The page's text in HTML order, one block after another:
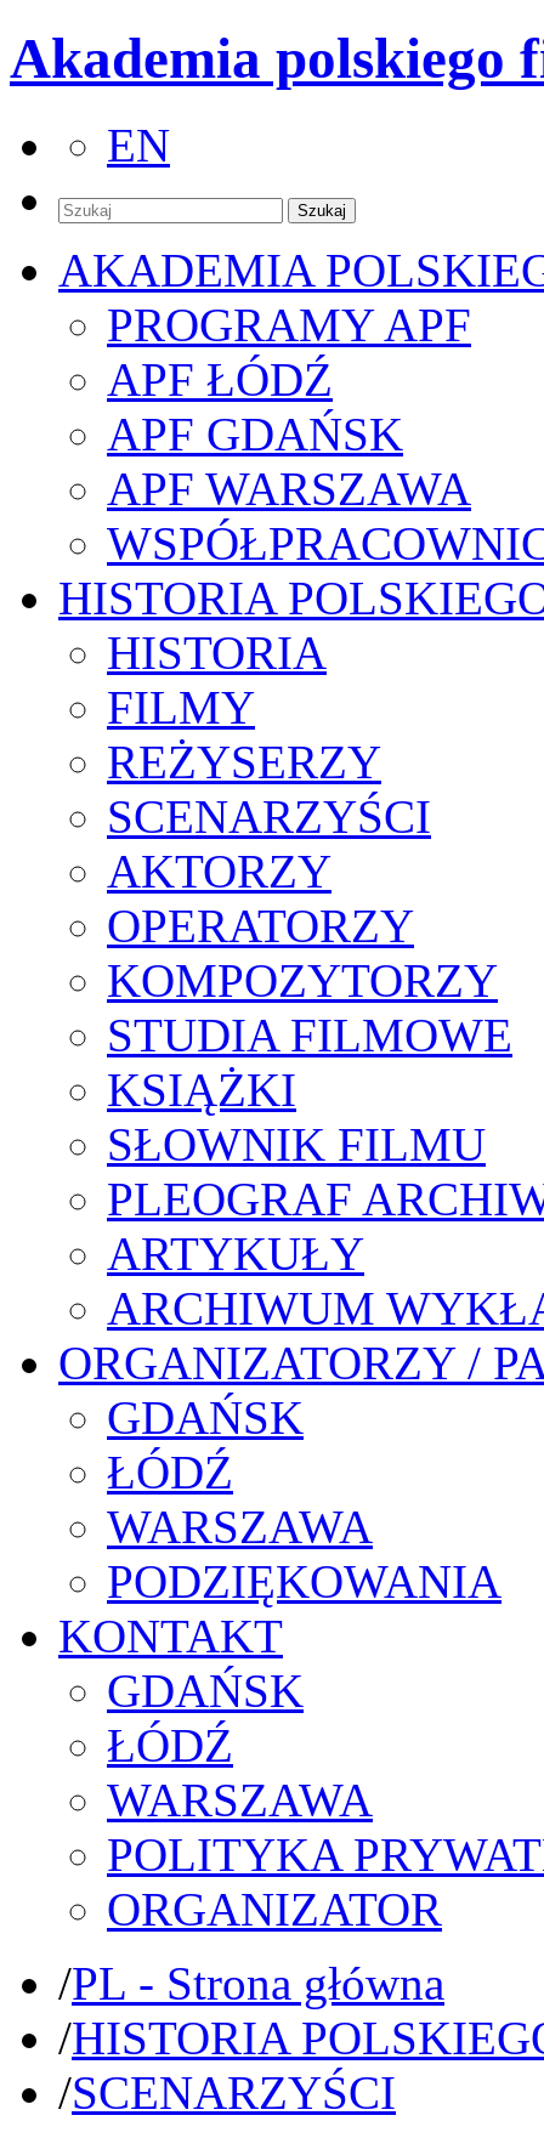
Akademia polskiego
EN
AKADEMIA
PROGRAMY APF
APF ŁÓDŹ
APF GDAŃSK
APF WARSZAWA
HISTORIA
HISTORIA
FILMY
REŻYSERZY
SCENARZYŚCI
AKTORZY
OPERATORZY
KOMPOZYTORZY
STUDIA FILMOWE
KSIĄŻKI
SŁOWNIK FILMU
PLEOGRAF
ARTYKUŁY
ARCHIWUM
ORGANIZATORZY /
GDAŃSK
ŁÓDŹ
WARSZAWA
PODZIĘKOWANIA
KONTAKT
GDAŃSK
ŁÓDŹ
WARSZAWA
POLITYKA
ORGANIZATOR
/PL - Strona główna
/HISTORIA
/SCENARZYŚCI